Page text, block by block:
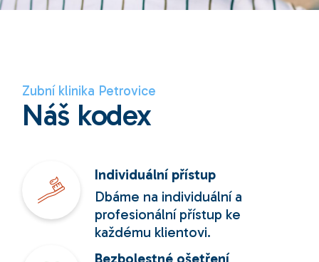
Zubní klinika Petrovice
Náš kodex
Individuální přístup
Dbáme na individuální a
profesionální přístup ke
každému klientovi.
Bezbolestné ošetření